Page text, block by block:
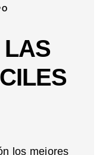
LAS
los mejores